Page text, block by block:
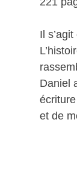
Il
Daniel
et de